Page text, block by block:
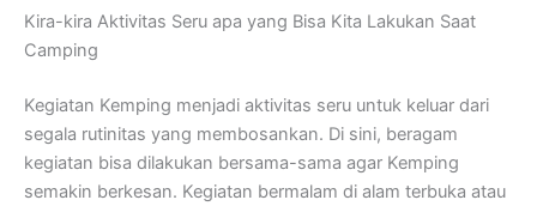
Kira-kira Aktivitas Seru apa yang Bisa Kita Lakukan Saat
Camping
Kegiatan Kemping menjadi aktivitas seru untuk keluar dari
segala rutinitas yang membosankan. Di sini, beragam
kegiatan bisa dilakukan bersama-sama agar Kemping
semakin berkesan. Kegiatan bermalam di alam terbuka atau